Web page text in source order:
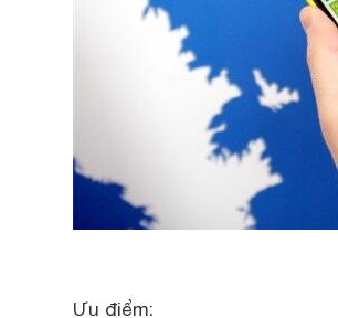
Ưu điểm: